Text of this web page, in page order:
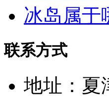
冰岛属于
联系方式
地址：夏